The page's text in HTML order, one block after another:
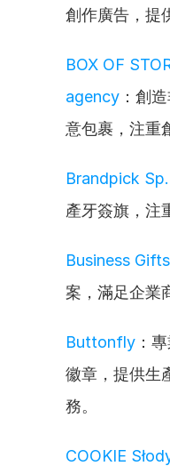
創作廣告，提
BOX OF
agency ：創
意包裹，注重
Brandpick
產牙簽旗，注
Business Gifts
案，滿足企業
Buttonfly ：
徽章，提供生
務。
COOKIE